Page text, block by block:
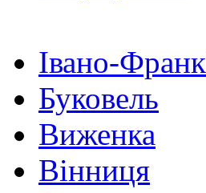
Івано-
Буковель
Виженка
Вінниця